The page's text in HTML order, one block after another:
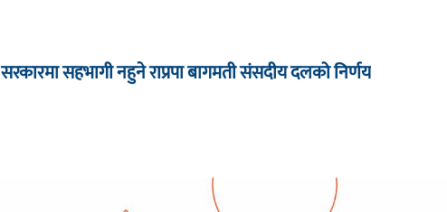
सरकारमा सहभागी नहुने राप्रपा बागमती संसदीय दलको निर्णय